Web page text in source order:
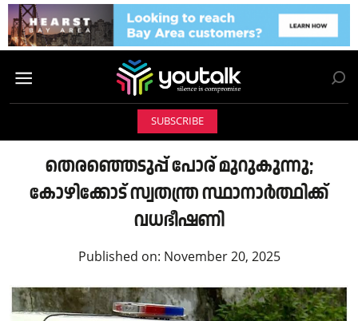
SUBSCRIBE
തെരഞ്ഞെടുപ്പ് പോര് മുറുകുന്നു;
കോഴിക്കോട് സ്വതന്ത്ര സ്ഥാനാർത്ഥിക്ക്
വധഭീഷണി
Published on: November 20, 2025